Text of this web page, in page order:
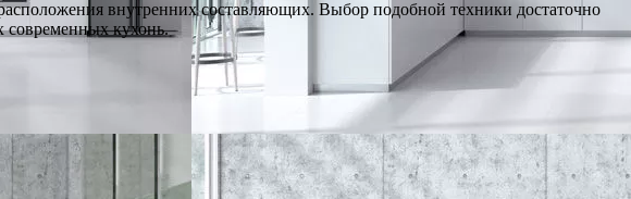
внутренних составляющих. Выбор подобной техники достаточно
современных кухонь.